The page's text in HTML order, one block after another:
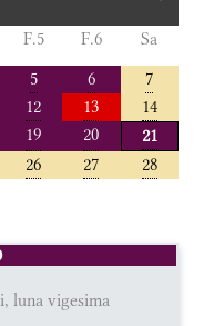
F.5 F.6
Sa
5 6
7
12 13
14
19 20
21
26 27
28
luna vigesima